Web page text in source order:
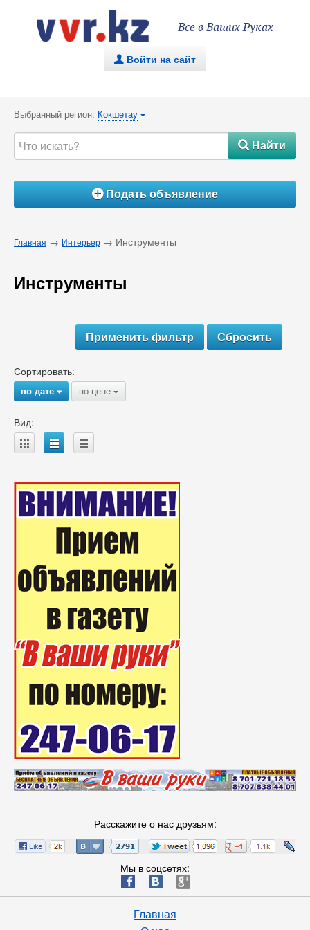
Все в Ваших Руках
. Войти на сайт
Выбранный регион: Кокшетау {
#Найти
ÁПодать объявление
Главная → Интерьер → Инструменты
Инструменты
Сортировать:
по дате{ по цене {
Вид:
A B C
Расскажите о нас друзьям:
Мы в соцсетях:
ä æ è
Главная